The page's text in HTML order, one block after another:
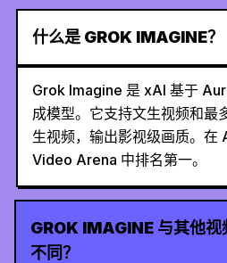
什么是 GROK IMAGINE？
Grok Imagine 是 xAI 基于
成模型。它支持文生视频和最
生视频，输出影视级画质。
Video Arena 中排名第一。
GROK IMAGINE 与其他
不同？